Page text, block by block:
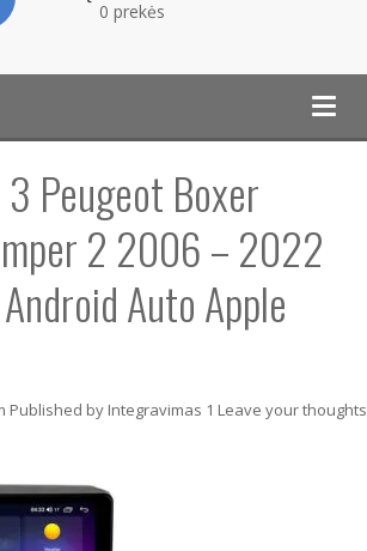
0 prekės
Peugeot Boxer
2 2006 – 2022
Auto Apple
Published by Integravimas 1 Leave your thoughts